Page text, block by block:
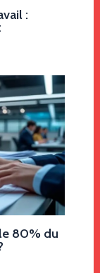
:
80% du